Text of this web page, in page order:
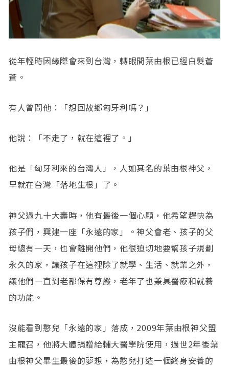
從年輕時因緣際會來到台灣，轉眼間葉由根已經白髮蒼
蒼。
有人曾問他：「想回故鄉匈牙利嗎？」
他說：「不走了，就在這裡了。」
他是「匈牙利來的台灣人」，人如其名的葉由根神父，
早就在台灣「落地生根」了。
神父過九十大壽時，他有最後一個心願，他希望趕快為
孩子們，興建一座「永遠的家」。神父會老、孩子的父
母總有一天，也會離開他們，他很迫切地要幫孩子規劃
永久的家，讓孩子在這裡除了就學、生活、就業之外，
讓他們一直到老都保有尊嚴，老年了也兼具醫療和就養
的功能。
沒能看到憨兒「永遠的家」落成，2009年葉由根神父盟
主寵召，他將大體捐贈給輔大醫學院使用，過世2年後葉
由根神父畢生最後的夢想，為憨兒打造一個終身安養的